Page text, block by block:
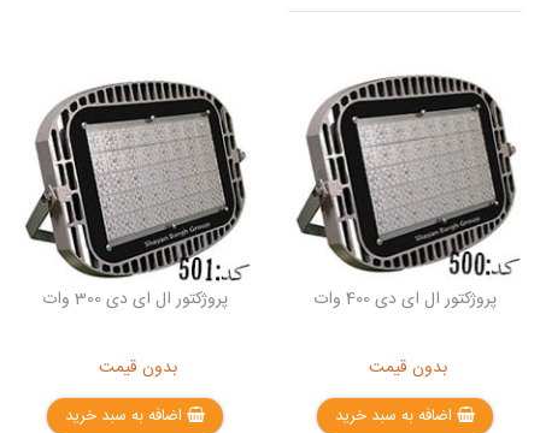
پروژکتور ال ای دی 400 وات
بدون قیمت
اضافه به سبد خرید
پروژکتور ال ای دی 300 وات
بدون قیمت
اضافه به سبد خرید